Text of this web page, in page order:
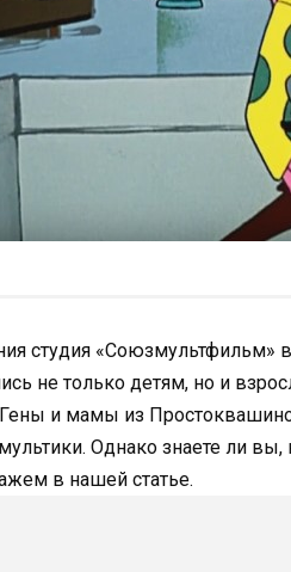
студия «Союзмультфильм»
не только детям, но и
и мамы из
Однако знаете ли вы,
в нашей статье.